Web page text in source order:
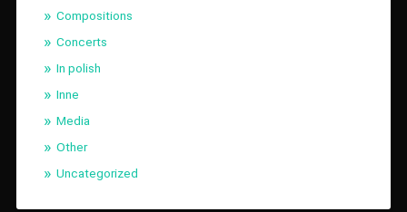
Compositions
Concerts
In polish
Inne
Media
Other
Uncategorized